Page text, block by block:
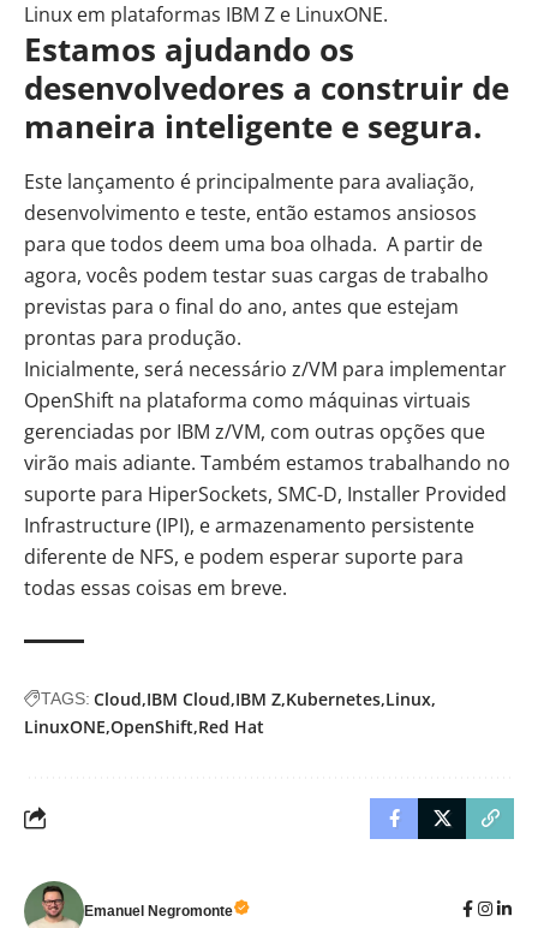
Linux em plataformas IBM Z e LinuxONE.
Estamos ajudando os
desenvolvedores a construir de
maneira inteligente e segura.
Este lançamento é principalmente para avaliação,
desenvolvimento e teste, então estamos ansiosos
para que todos deem uma boa olhada. A partir de
agora, vocês podem testar suas cargas de trabalho
previstas para o final do ano, antes que estejam
prontas para produção.
Inicialmente, será necessário z/VM para implementar
OpenShift na plataforma como máquinas virtuais
gerenciadas por IBM z/VM, com outras opções que
virão mais adiante. Também estamos trabalhando no
suporte para HiperSockets, SMC-D, Installer Provided
Infrastructure (IPI), e armazenamento persistente
diferente de NFS, e podem esperar suporte para
todas essas coisas em breve.
TAGS: Cloud IBM Cloud IBM Z Kubernetes Linux
LinuxONE OpenShift Red Hat
Emanuel Negromonte